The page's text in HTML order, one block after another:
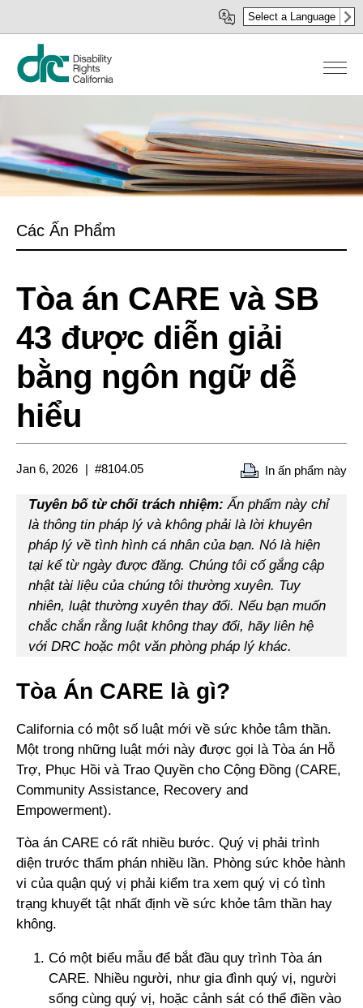
đến
dung
Select a Language
Các Ấn Phẩm
Tòa án CARE và SB
43 được diễn giải
bằng ngôn ngữ dễ
hiểu
Jan 6, 2026 #8104.05 In ấn phẩm này
Tuyên bố từ chối trách nhiệm: Ấn phẩm này chỉ
là thông tin pháp lý và không phải là lời khuyên
pháp lý về tình hình cá nhân của bạn. Nó là hiện
tại kể từ ngày được đăng. Chúng tôi cố gắng cập
nhật tài liệu của chúng tôi thường xuyên. Tuy
nhiên, luật thường xuyên thay đổi. Nếu bạn muốn
chắc chắn rằng luật không thay đổi, hãy liên hệ
với DRC hoặc một văn phòng pháp lý khác.
Tòa Án CARE là gì?
California có một số luật mới về sức khỏe tâm thần.
Một trong những luật mới này được gọi là Tòa án Hỗ
Trợ, Phục Hồi và Trao Quyền cho Cộng Đồng (CARE,
Community Assistance, Recovery and
Empowerment).
Tòa án CARE có rất nhiều bước. Quý vị phải trình
diện trước thẩm phán nhiều lần. Phòng sức khỏe hành
vi của quận quý vị phải kiểm tra xem quý vị có tình
trạng khuyết tật nhất định về sức khỏe tâm thần hay
không.
Có một biểu mẫu để bắt đầu quy trình Tòa án
CARE. Nhiều người, như gia đình quý vị, người
sống cùng quý vị, hoặc cảnh sát có thể điền vào